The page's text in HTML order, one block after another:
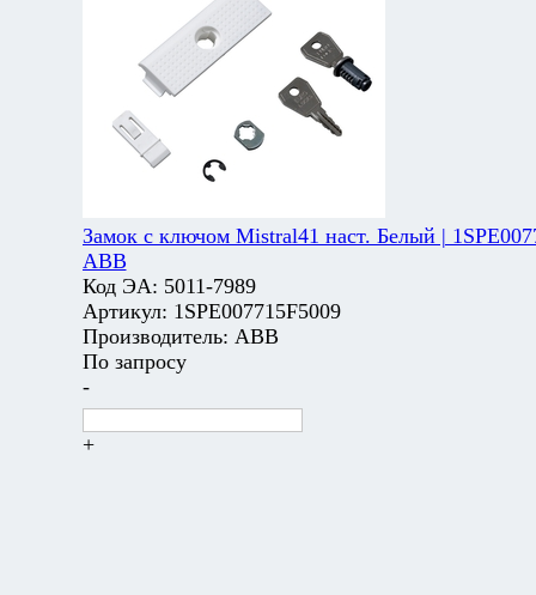
Замок с ключом Mistral41 наст. Белый |
ABB
Код ЭА: 5011-7989
Артикул: 1SPE007715F5009
Производитель: ABB
По запросу
-
+